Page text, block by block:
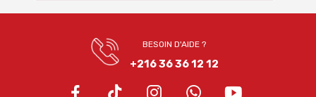
BESOIN D'AIDE ?
+216 36 36 12 12